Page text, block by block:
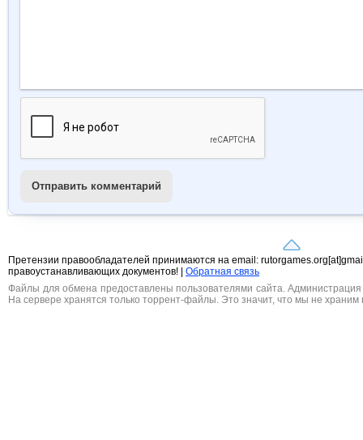
Отправить комментарий
Претензии правообладателей принимаются на email:
правоустанавливающих документов! |
Обратная связь
Файлы для обмена предоставлены пользователями сайта. Администрация
На сервере хранятся только торрент-файлы. Это значит, что мы не